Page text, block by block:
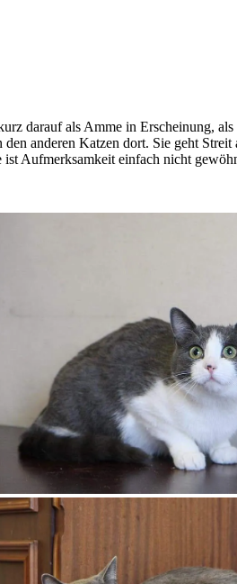
darauf als Amme in Erscheinung, als
anderen Katzen dort. Sie geht Streit
ist Aufmerksamkeit einfach nicht